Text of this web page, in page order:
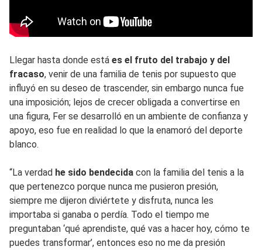
Llegar hasta donde está es el fruto del trabajo y del
fracaso, venir de una familia de tenis por supuesto que
influyó en su deseo de trascender, sin embargo nunca fue
una imposición; lejos de crecer obligada a convertirse en
una figura, Fer se desarrolló en un ambiente de confianza y
apoyo, eso fue en realidad lo que la enamoró del deporte
blanco.
“La verdad he sido bendecida con la familia del tenis a la
que pertenezco porque nunca me pusieron presión,
siempre me dijeron diviértete y disfruta, nunca les
importaba si ganaba o perdía. Todo el tiempo me
preguntaban ‘qué aprendiste, qué vas a hacer hoy, cómo te
puedes transformar’, entonces eso no me da presión